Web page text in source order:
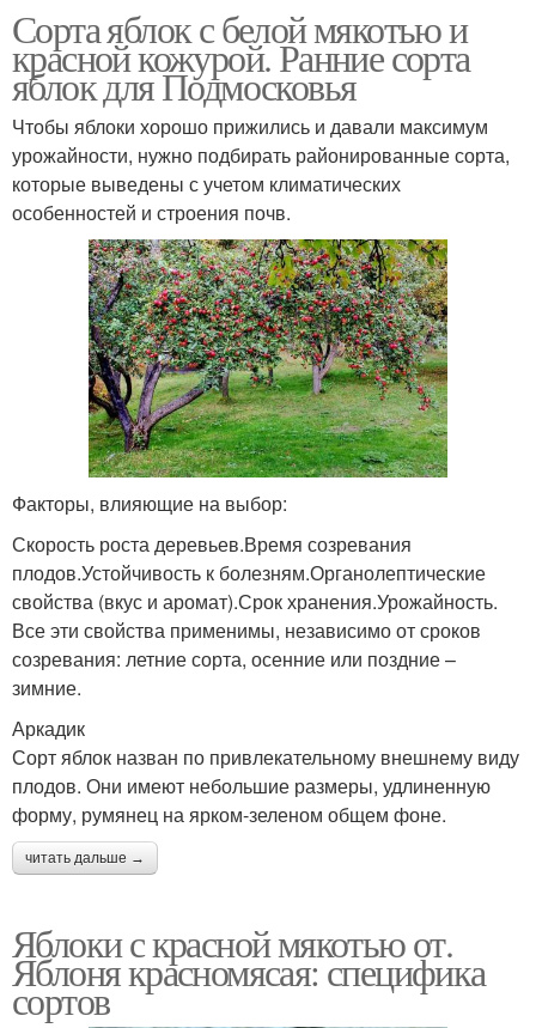
Сорта яблок с белой мякотью и
красной кожурой. Ранние сорта
яблок для Подмосковья
Чтобы яблоки хорошо прижились и давали максимум
урожайности, нужно подбирать районированные сорта,
которые выведены с учетом климатических
особенностей и строения почв.
Факторы, влияющие на выбор:
Скорость роста деревьев.Время созревания
плодов.Устойчивость к болезням.Органолептические
свойства (вкус и аромат).Срок хранения.Урожайность.
Все эти свойства применимы, независимо от сроков
созревания: летние сорта, осенние или поздние –
зимние.
Аркадик
Сорт яблок назван по привлекательному внешнему виду
плодов. Они имеют небольшие размеры, удлиненную
форму, румянец на ярком-зеленом общем фоне.
читать дальше →
Яблоки с красной мякотью от.
Яблоня красномясая: специфика
сортов